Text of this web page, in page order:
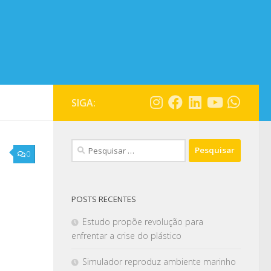
0
SIGA:
POSTS RECENTES
Estudo propõe revolução para
enfrentar a crise do plástico
Simulador reproduz ambiente marinho